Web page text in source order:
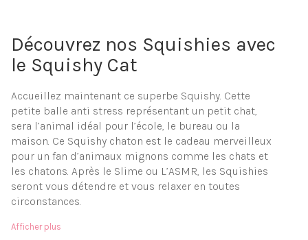
Découvrez nos Squishies avec
le Squishy Cat
Accueillez maintenant ce superbe Squishy. Cette
petite balle anti stress représentant un petit chat,
sera l’animal idéal pour l’école, le bureau ou la
maison. Ce Squishy chaton est le cadeau merveilleux
pour un fan d’animaux mignons comme les chats et
les chatons. Après le Slime ou L’ASMR, les Squishies
seront vous détendre et vous relaxer en toutes
circonstances.
Matière à mémoire de forme
Moelleux et doux
Afficher plus